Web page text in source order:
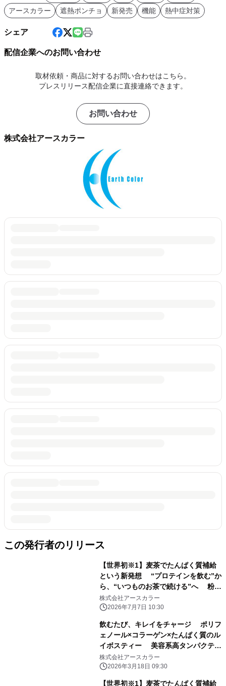
アースカラー
遮熱ポンチョ 新発売 機能 熱中症対策
シェア
配信企業へのお問い合わせ
取材依頼・商品に対するお問い合わせはこちら。
プレスリリース配信企業に直接連絡できます。
お問い合わせ
株式会社アースカラー
この発行者のリリース
【世界初※1】麦茶でたんぱく質補給
という新発想 “プロテインを飲む”か
ら、“いつものお茶で続ける”へ 粉末
健康飲料「タンパクティー」シリーズ
「麦茶プラス」「ルイボスティープラ
株式会社アースカラー
2026年7月7日 10:30
飲むたび、キレイをチャージ ポリフ
ェノール×コラーゲン×たんぱく質のル
イボスティー 美容系高タンパクティ
ー「ルイボスティープラス」新発売
株式会社アースカラー
2026年3月18日 09:30
【世界初※1】麦茶でたんぱく質補給